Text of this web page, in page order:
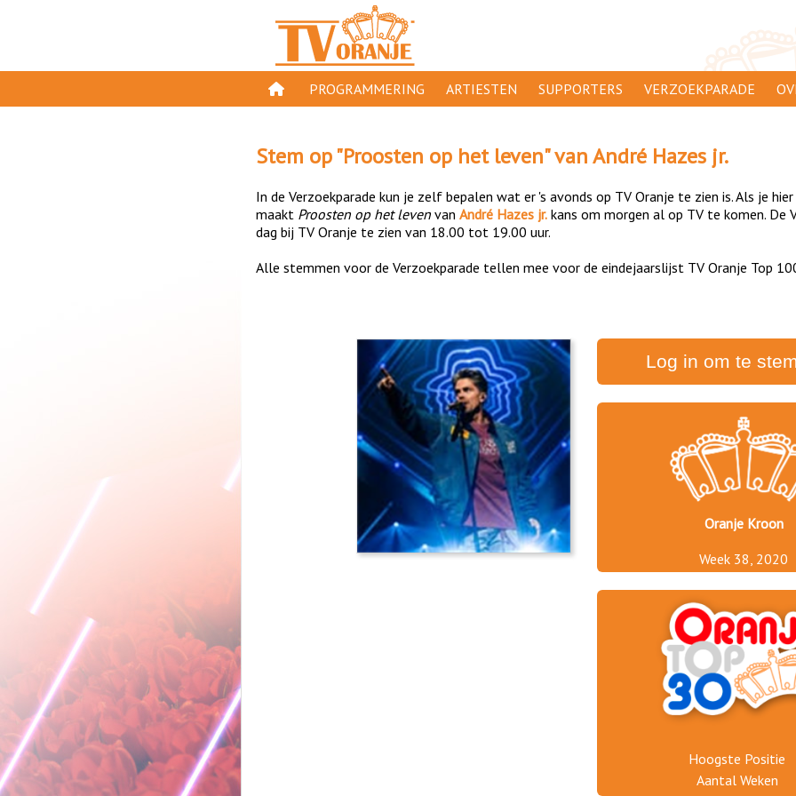
PROGRAMMERING
GESPEELD OP TV ORANJE
ORANJE KROON
TV ORANJE TOP 1000
11 VAN ORANJE
ARTIESTEN SUPPORTERS
AANMELDEN
VERZOEKPARADE
Stem op "Proosten op het leven" vanAndré Hazes jr.
In de Verzoekparade kun je zelf bepalen wat er 's avonds op TV Oranje te zien is. Als je
maakt Proosten op het leven van André Hazes jr. kans om morgen al op TV te komen. De
dag bij TV Oranje te zien van 18.00 tot 19.00 uur.
Alle stemmen voor de Verzoekparade tellen mee voor de eindejaarslijst TV Oranje Top
Log in om te
Oranje Kroon
Week 38, 2020
Hoogste Positie
Aantal Weken